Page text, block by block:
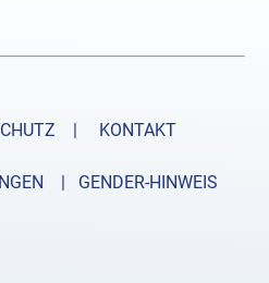
|
KONTAKT
| GENDER-HINWEIS